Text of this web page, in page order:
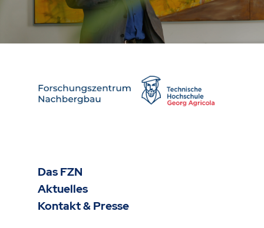
Das FZN
Aktuelles
Kontakt & Presse